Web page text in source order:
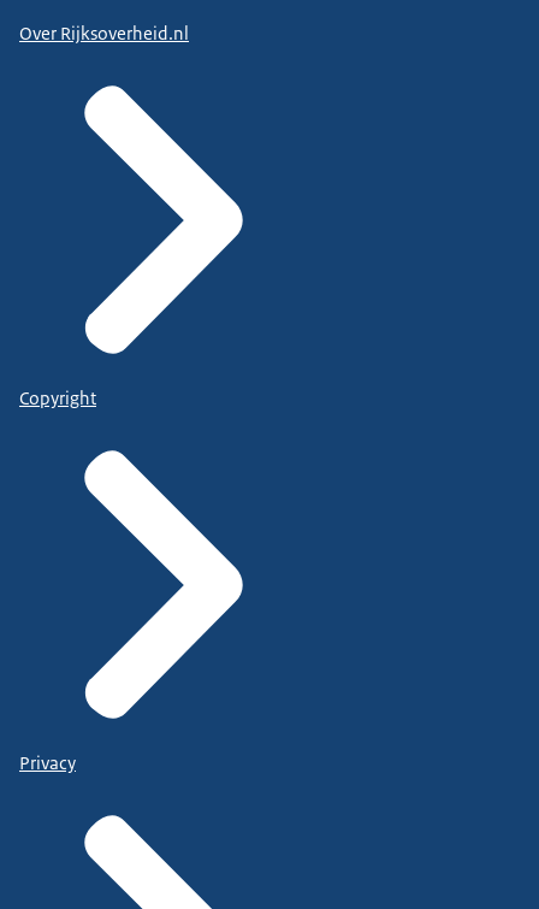
Over Rijksoverheid.nl
Copyright
Privacy